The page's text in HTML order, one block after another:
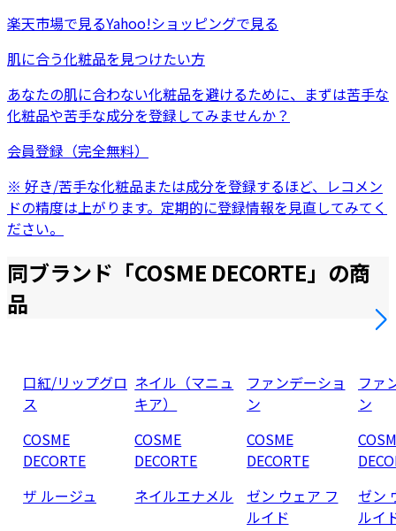
楽天市場で見るYahoo!ショッピングで見る
肌に合う化粧品を見つけたい方
あなたの肌に合わない化粧品を避けるために、まずは苦手な
化粧品や苦手な成分を登録してみませんか？
会員登録（完全無料）
※ 好き/苦手な化粧品または成分を登録するほど、レコメン
ドの精度は上がります。定期的に登録情報を見直してみてく
ださい。
同ブランド「COSME DECORTE」の商
品
口紅/リップグロ
ス
COSME
DECORTE
ザ ルージュ
ネイル（マニュ
キア）
COSME
DECORTE
ネイルエナメル
ファンデーショ
ン
COSME
DECORTE
ゼン ウェア フ
ルイド
ファ
ン
ゼン
ルイ